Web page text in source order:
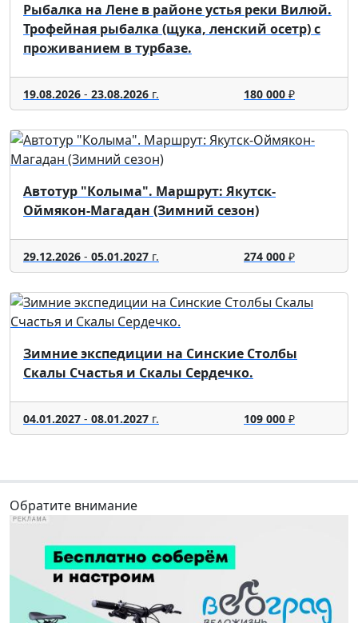
Рыбалка на Лене в районе устья реки Вилюй.
Трофейная рыбалка (щука, ленский осетр) с
проживанием в турбазе.
19.08.2026 - 23.08.2026 г. 180 000₽
Автотур "Колыма". Маршрут: Якутск-
Оймякон-Магадан (Зимний сезон)
29.12.2026 - 05.01.2027 г. 274 000₽
Зимние экспедиции на Синские Столбы
Скалы Счастья и Скалы Сердечко.
04.01.2027 - 08.01.2027 г. 109 000₽
Обратите внимание